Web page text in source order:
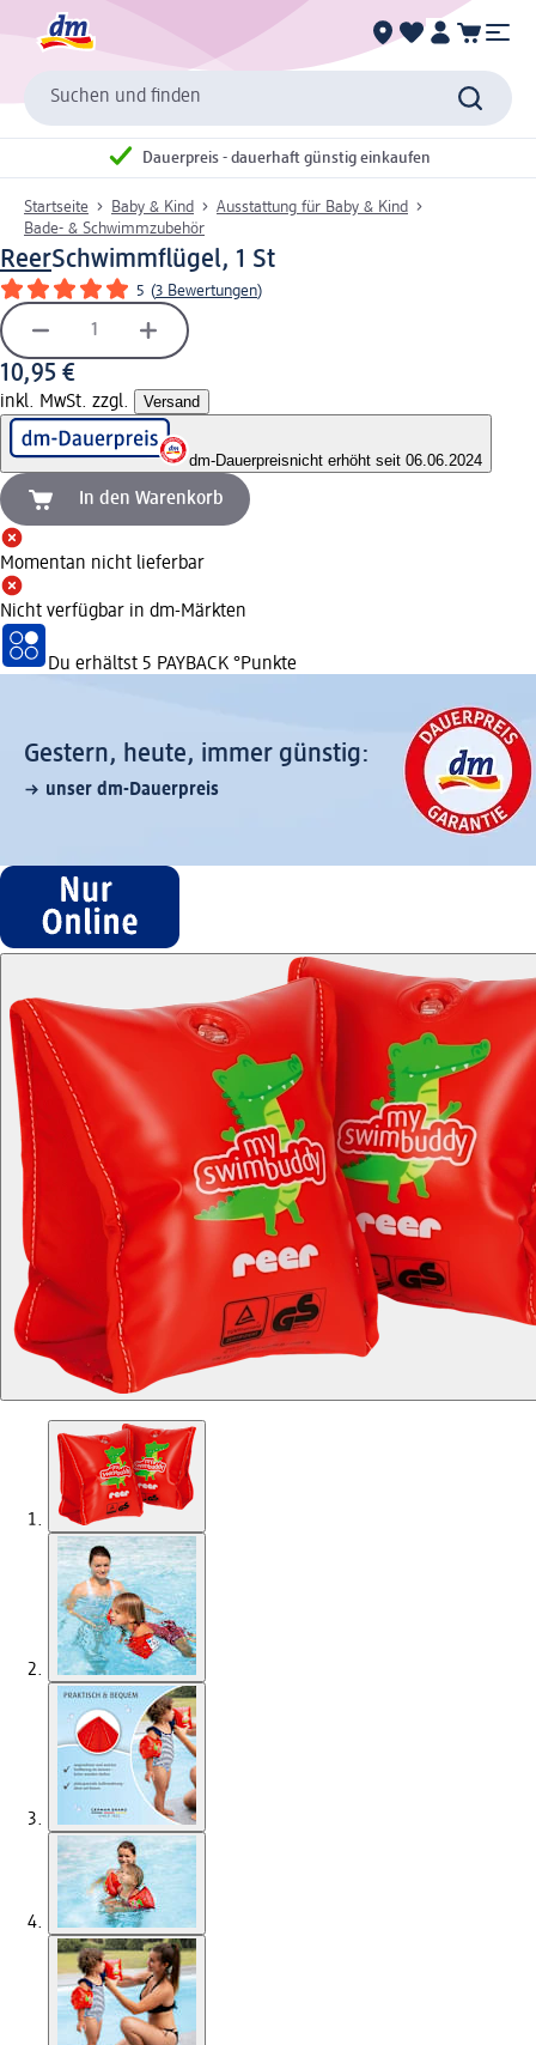
Suchen und finden
Dauerpreis - dauerhaft günstig einkaufen
Startseite Baby & Kind
Ausstattung für Baby & Kind
Bade- & Schwimmzubehör
ReerSchwimmflügel, 1 St
5 (3 Bewertungen)
10,95 €
inkl. MwSt. zzgl. Versand
dm-Dauerpreisnicht erhöht seit 06.06.2024
In den Warenkorb
Momentan nicht lieferbar
Nicht verfügbar in dm-Märkten
Du erhältst 5 PAYBACK °Punkte
Gestern, heute, immer günstig:
unser dm-Dauerpreis